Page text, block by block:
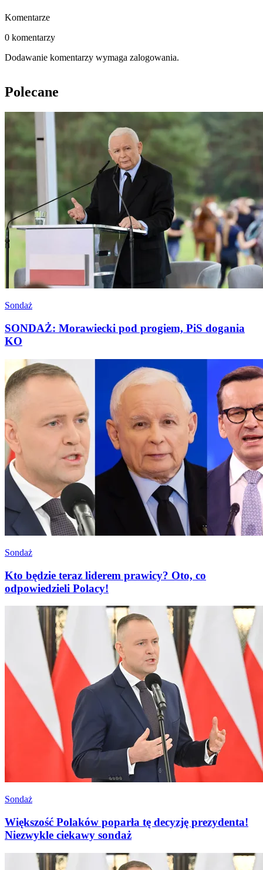
Komentarze
0 komentarzy
Dodawanie komentarzy wymaga zalogowania.
Polecane
Sondaż
SONDAŻ: Morawiecki pod progiem, PiS dogania
KO
Sondaż
Kto będzie teraz liderem prawicy? Oto, co
odpowiedzieli Polacy!
Sondaż
Większość Polaków poparła tę decyzję prezydenta!
Niezwykle ciekawy sondaż